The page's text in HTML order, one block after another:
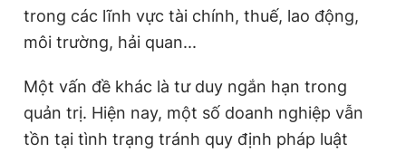
trong các lĩnh vực tài chính, thuế, lao động,
môi trường, hải quan...
Một vấn đề khác là tư duy ngắn hạn trong
quản trị. Hiện nay, một số doanh nghiệp vẫn
tồn tại tình trạng tránh quy định pháp luật